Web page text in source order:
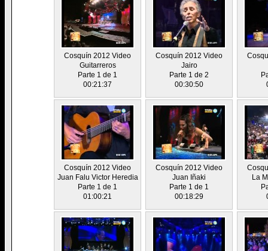
Cosquín 2012 Video
Guitarreros
Parte 1 de 1
00:21:37
Cosquín 2012 Video
Jairo
Parte 1 de 2
00:30:50
Cosquín 2012 Video
Juan Falu Victor Heredia
Parte 1 de 1
01:00:21
Cosquín 2012 Video
Juan Iñaki
Parte 1 de 1
00:18:29
La